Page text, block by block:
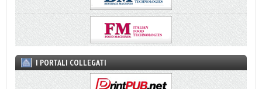
I PORTALI COLLEGATI